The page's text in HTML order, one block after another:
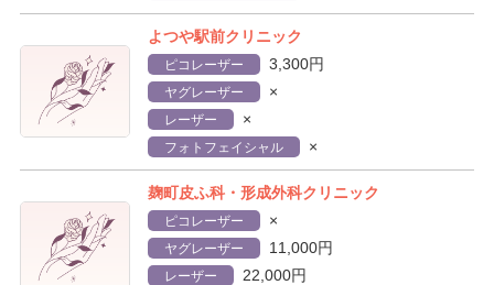
よつや駅前クリニック
ピコレーザー 3,300円
ヤグレーザー ×
レーザー ×
フォトフェイシャル ×
麹町皮ふ科・形成外科クリニック
ピコレーザー ×
ヤグレーザー 11,000円
レーザー 22,000円